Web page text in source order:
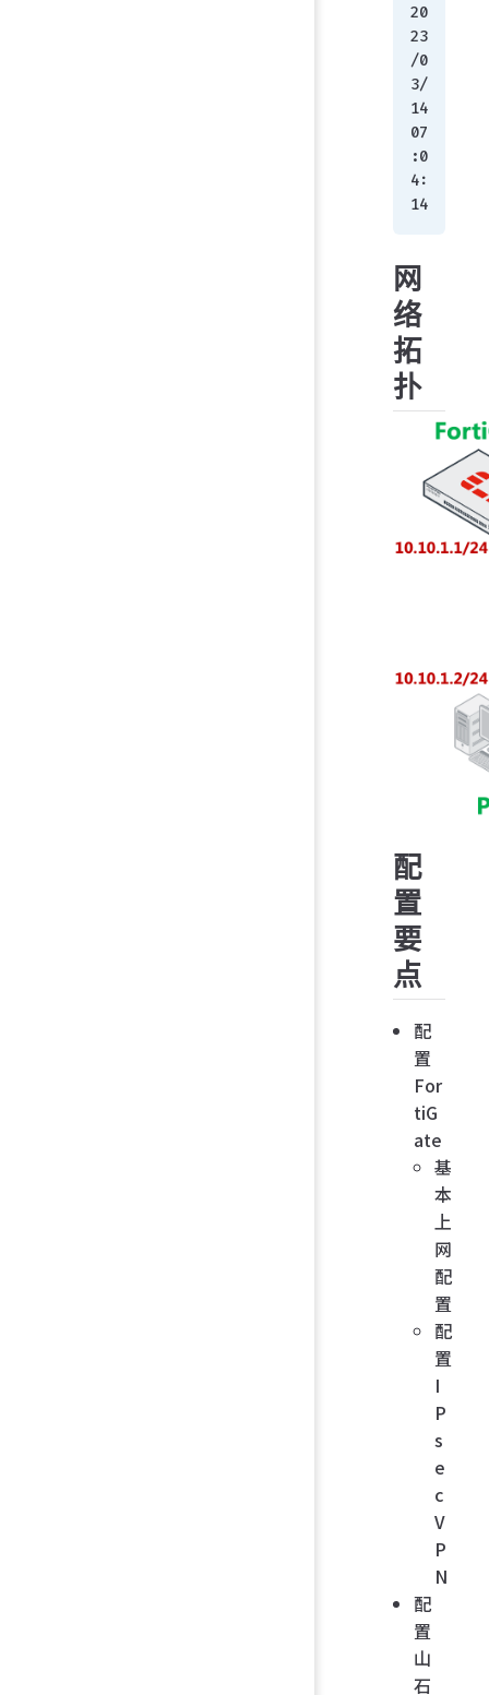
20
23
/0
3/
14
07
:0
4:
14
网
络
拓
扑
配
置
要
点
配
置
For
tiG
ate
基
本
上
网
配
置
配
置
I
P
s
e
c
V
P
N
配
置
山
石